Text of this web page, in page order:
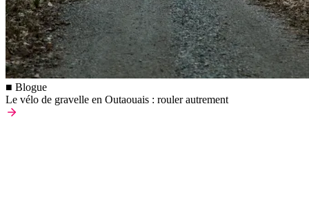
■ Blogue
Le vélo de gravelle en Outaouais : rouler autrement